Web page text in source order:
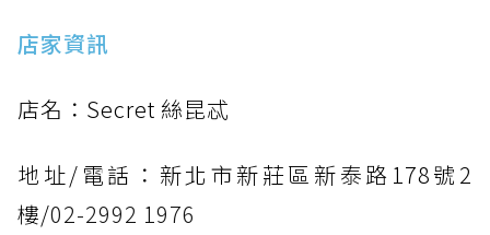
店家資訊
店名：Secret 絲昆忒
地址/電話：新北市新莊區新泰路178號2
樓/02-2992 1976